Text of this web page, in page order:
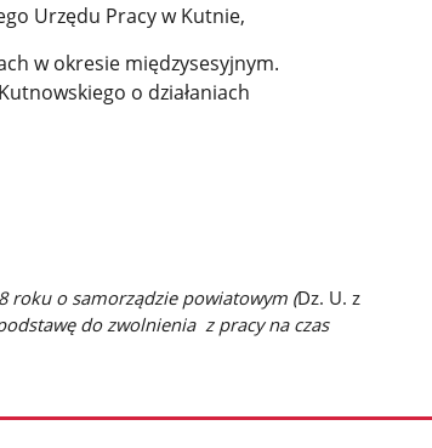
Urzędu Pracy w Kutnie,
w okresie międzysesyjnym.
o działaniach
roku o samorządzie powiatowym (Dz. U. z
do zwolnienia z pracy na czas